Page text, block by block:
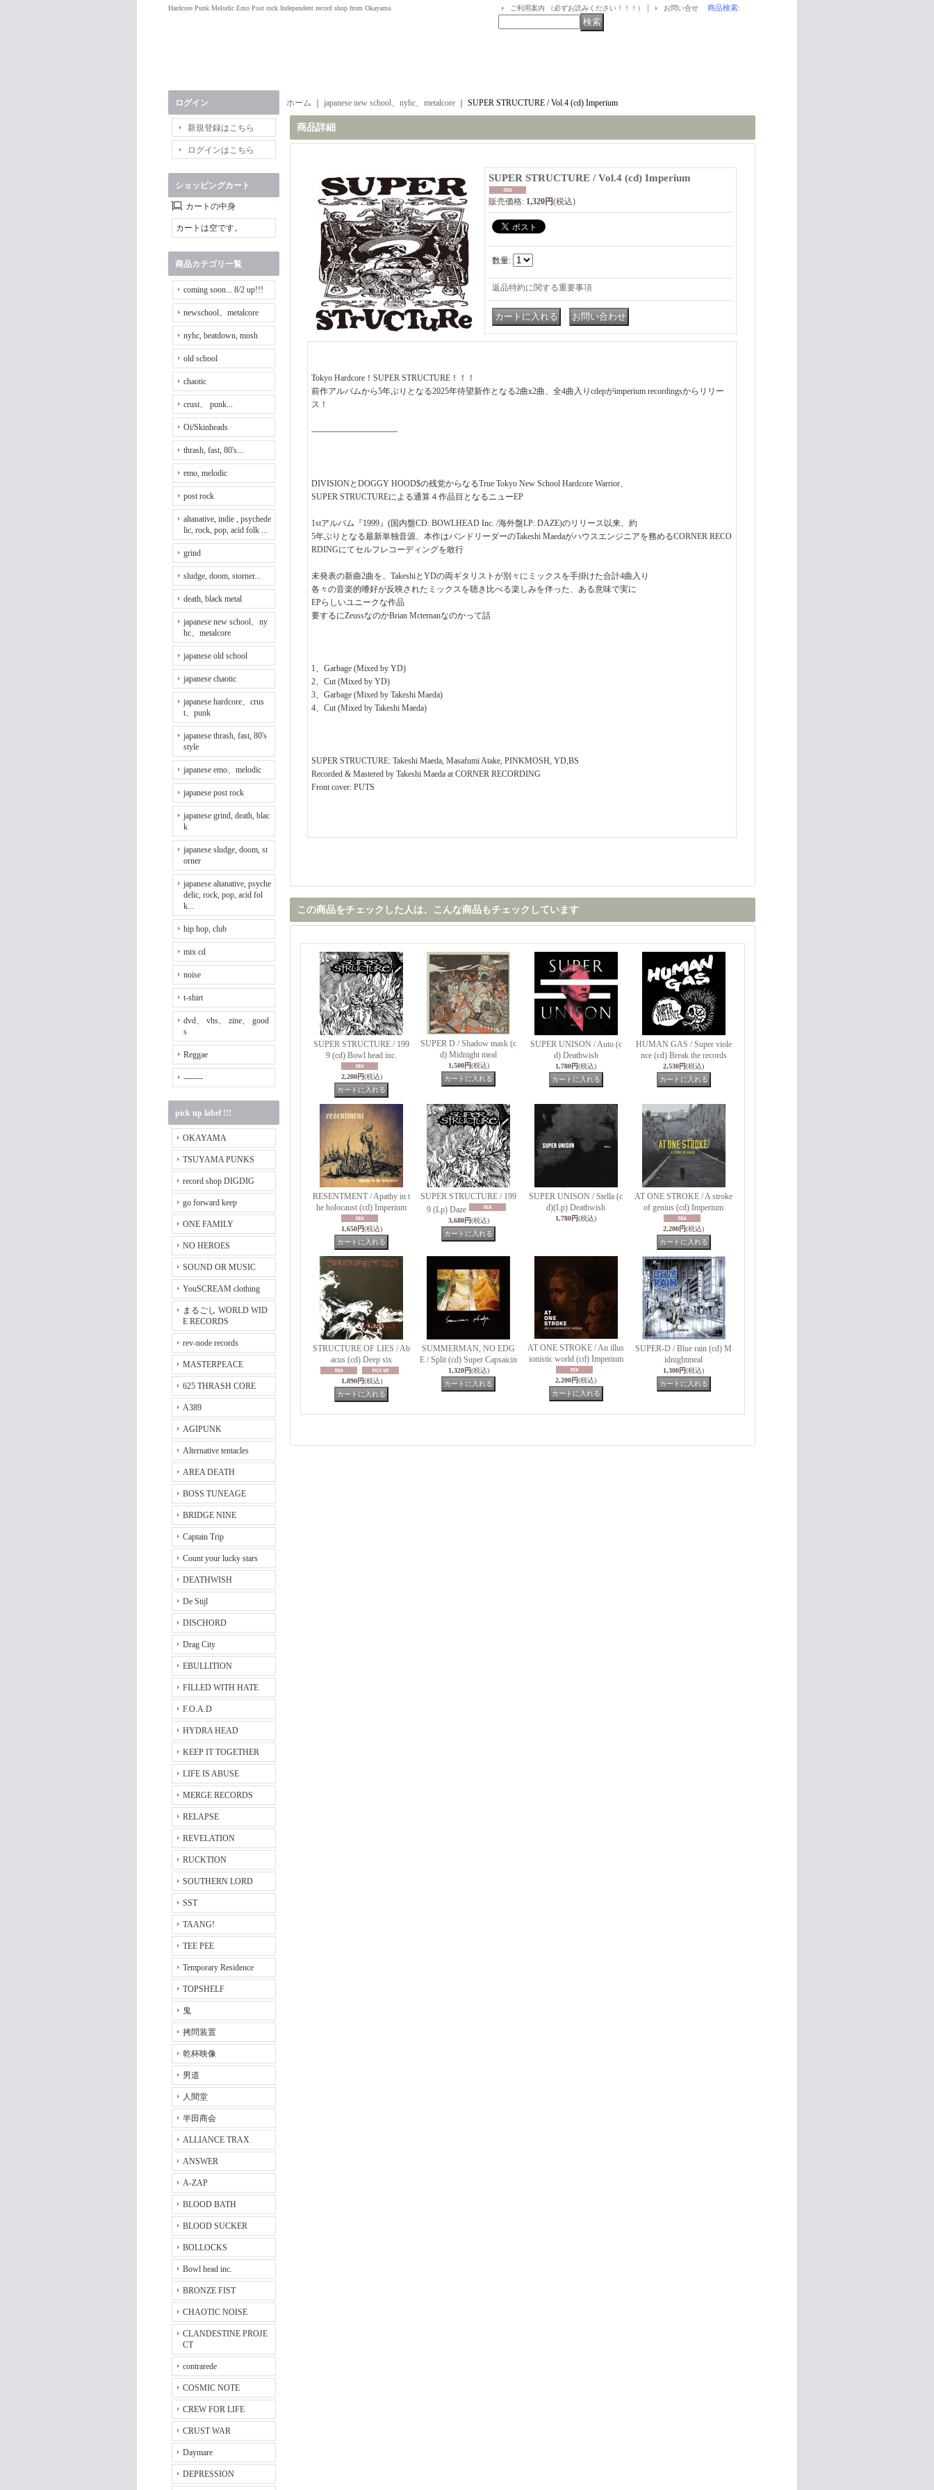
Hardcore Punk Melodic Emo Post rock Independent record shop from Okayama ご利用案内 （必ずお読みください！！！） ｜ お問い合せ 商品検索:
ログイン
新規登録はこちら
ログインはこちら
ショッピングカート
カートの中身
カートは空です。
商品カテゴリ一覧
coming soon... 8/2 up!!!
newschool、metalcore
nyhc, beatdown, mosh
old school
chaotic
crust、 punk...
Oi/Skinheads
thrash, fast, 80's...
emo, melodic
post rock
altanative, indie , psychede
lic, rock, pop, acid folk ...
grind
sludge, doom, storner...
death, black metal
japanese new school、ny
hc、metalcore
japanese old school
japanese chaotic
japanese hardcore、crus
t、punk
japanese thrash, fast, 80's
style
japanese emo、melodic
japanese post rock
japanese grind, death, blac
k
japanese sludge, doom, st
orner
japanese altanative, psyche
delic, rock, pop, acid fol
k...
hip hop, club
mix cd
noise
t-shirt
dvd、 vhs、 zine、 good
s
Reggae
-------
pick up label !!!
OKAYAMA
TSUYAMA PUNKS
record shop DIGDIG
go forward keep
ONE FAMILY
NO HEROES
SOUND OR MUSIC
YouSCREAM clothing
まるごし WORLD WID
E RECORDS
rev-node records
MASTERPEACE
625 THRASH CORE
A389
AGIPUNK
Alternative tentacles
AREA DEATH
BOSS TUNEAGE
BRIDGE NINE
Captain Trip
Count your lucky stars
DEATHWISH
De Stijl
DISCHORD
Drag City
EBULLITION
FILLED WITH HATE
F.O.A.D
HYDRA HEAD
KEEP IT TOGETHER
LIFE IS ABUSE
MERGE RECORDS
RELAPSE
REVELATION
RUCKTION
SOUTHERN LORD
SST
TAANG!
TEE PEE
Temporary Residence
TOPSHELF
鬼
拷問装置
乾杯映像
男道
人間堂
半田商会
ALLIANCE TRAX
ANSWER
A-ZAP
BLOOD BATH
BLOOD SUCKER
BOLLOCKS
Bowl head inc.
BRONZE FIST
CHAOTIC NOISE
CLANDESTINE PROJE
CT
contrarede
COSMIC NOTE
CREW FOR LIFE
CRUST WAR
Daymare
DEPRESSION
ホーム japanese new school、nyhc、metalcore SUPER STRUCTURE / Vol.4 (cd) Imperium
商品詳細
SUPER STRUCTURE / Vol.4 (cd) Imperium
販売価格: 1,320円(税込)
数量:
返品特約に関する重要事項
Tokyo Hardcore！SUPER STRUCTURE！！！
前作アルバムから5年ぶりとなる2025年待望新作となる2曲x2曲、全4曲入りcdepがimperium recordingsからリリー
ス！
-------------------------------
DIVISIONとDOGGY HOOD$の残党からなるTrue Tokyo New School Hardcore Warrior、
SUPER STRUCTUREによる通算４作品目となるニューEP
1stアルバム『1999』(国内盤CD: BOWLHEAD Inc. /海外盤LP: DAZE)のリリース以来、約
5年ぶりとなる最新単独音源、本作はバンドリーダーのTakeshi Maedaがハウスエンジニアを務めるCORNER RECO
RDINGにてセルフレコーディングを敢行
未発表の新曲2曲を、TakeshiとYDの両ギタリストが別々にミックスを手掛けた合計4曲入り
各々の音楽的嗜好が反映されたミックスを聴き比べる楽しみを伴った、ある意味で実に
EPらしいユニークな作品
要するにZeussなのかBrian Mcternanなのかって話
1、Garbage (Mixed by YD)
2、Cut (Mixed by YD)
3、Garbage (Mixed by Takeshi Maeda)
4、Cut (Mixed by Takeshi Maeda)
SUPER STRUCTURE: Takeshi Maeda, Masafumi Atake, PINKMOSH, YD,BS
Recorded & Mastered by Takeshi Maeda at CORNER RECORDING
Front cover: PUTS
この商品をチェックした人は、こんな商品もチェックしています
SUPER STRUCTURE / 199
9 (cd) Bowl head inc.
2,200円(税込)
SUPER D / Shadow mask (c
d) Midnight meal
1,500円(税込)
SUPER UNISON / Auto (c
d) Deathwish
1,780円(税込)
HUMAN GAS / Super viole
nce (cd) Break the records
2,530円(税込)
RESENTMENT / Apathy in t
he holocaust (cd) Imperium
1,650円(税込)
SUPER STRUCTURE / 199
9 (Lp) Daze
3,680円(税込)
SUPER UNISON / Stella (c
d)(Lp) Deathwish
1,780円(税込)
AT ONE STROKE / A stroke
of genius (cd) Imperium
2,200円(税込)
STRUCTURE OF LIES / Ab
acus (cd) Deep six
1,890円(税込)
SUMMERMAN, NO EDG
E / Split (cd) Super Capsaicin
1,320円(税込)
AT ONE STROKE / An illus
ionistic world (cd) Imperium
2,200円(税込)
SUPER-D / Blue rain (cd) M
idnightmeal
1,300円(税込)